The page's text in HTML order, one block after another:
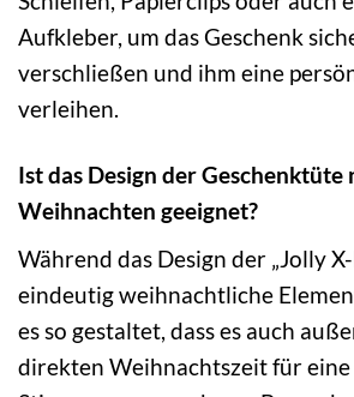
Aufkleber, um das Geschenk
verschließen und ihm eine
verleihen.
Ist das Design der
Weihnachten geeignet?
Während das Design der „Jolly
eindeutig weihnachtliche
es so gestaltet, dass es auch
direkten Weihnachtszeit für